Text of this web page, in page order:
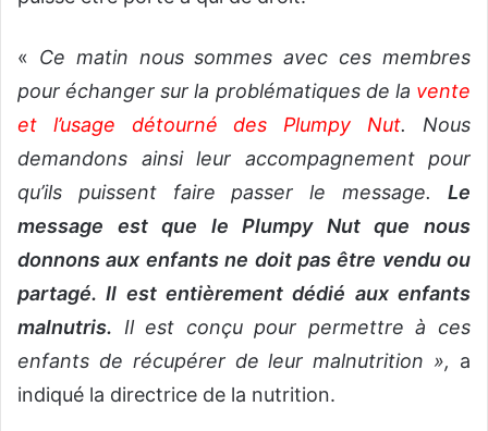
« Ce matin nous sommes avec ces membres
pour échanger sur la problématiques de la vente
et l’usage détourné des Plumpy Nut. Nous
demandons ainsi leur accompagnement pour
qu’ils puissent faire passer le message. Le
message est que le Plumpy Nut que nous
donnons aux enfants ne doit pas être vendu ou
partagé. Il est entièrement dédié aux enfants
malnutris. Il est conçu pour permettre à ces
enfants de récupérer de leur malnutrition », a
indiqué la directrice de la nutrition.